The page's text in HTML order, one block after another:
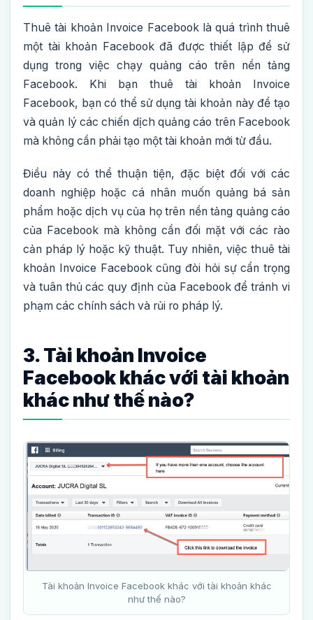
Thuê tài khoản Invoice Facebook là quá trình thuê
một tài khoản Facebook đã được thiết lập để sử
dụng trong việc chạy quảng cáo trên nền tảng
Facebook. Khi bạn thuê tài khoản Invoice
Facebook, bạn có thể sử dụng tài khoản này để tạo
và quản lý các chiến dịch quảng cáo trên Facebook
mà không cần phải tạo một tài khoản mới từ đầu.
Điều này có thể thuận tiện, đặc biệt đối với các
doanh nghiệp hoặc cá nhân muốn quảng bá sản
phẩm hoặc dịch vụ của họ trên nền tảng quảng cáo
của Facebook mà không cần đối mặt với các rào
cản pháp lý hoặc kỹ thuật. Tuy nhiên, việc thuê tài
khoản Invoice Facebook cũng đòi hỏi sự cẩn trọng
và tuân thủ các quy định của Facebook để tránh vi
phạm các chính sách và rủi ro pháp lý.
3. Tài khoản Invoice
Facebook khác với tài khoản
khác như thế nào?
Tài khoản Invoice Facebook khác với tài khoản khác
như thế nào?